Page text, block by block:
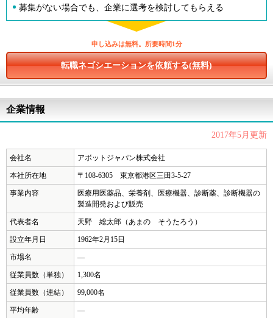
募集がない場合でも、企業に選考を検討してもらえる
申し込みは無料。所要時間1分
転職ネゴシエーションを依頼する(無料)
企業情報
2017年5月更新
会社名 アボットジャパン株式会社
本社所在地 〒108-6305 東京都港区三田3-5-27
事業内容
医療用医薬品、栄養剤、医療機器、診断薬、診断機器の
製造開発および販売
代表者名 天野 総太郎（あまの そうたろう）
設立年月日 1962年2月15日
市場名 ―
従業員数（単独） 1,300名
従業員数（連結） 99,000名
平均年齢 ―
中外製薬
東和薬品
日医工
日本アルコン
ノバルティスファーマ
ノボ ノルディスク ファーマ
バイオジェン・ジャパン
久光製薬
ファイザー
フェリング・ファーマ